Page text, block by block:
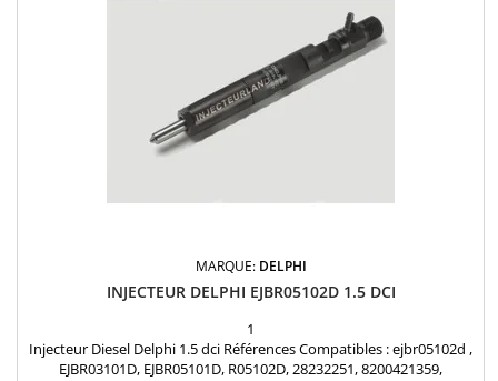
MARQUE: DELPHI
INJECTEUR DELPHI EJBR05102D 1.5 DCI
1
Injecteur Diesel Delphi 1.5 dci Références Compatibles : ejbr05102d ,
EJBR03101D, EJBR05101D, R05102D, 28232251, 8200421359,